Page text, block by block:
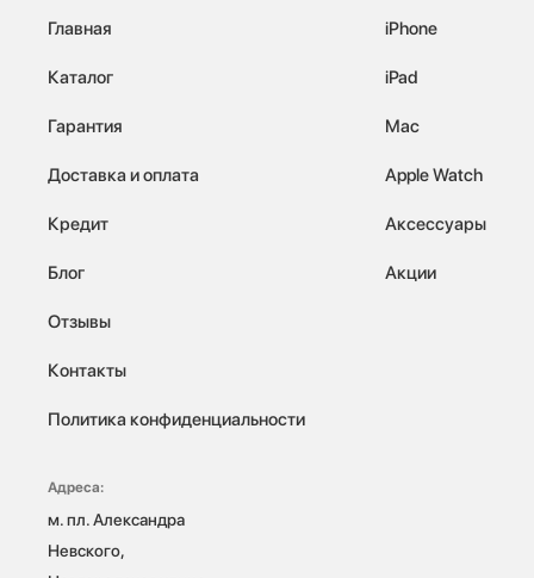
Главная
Каталог
Гарантия
Доставка и оплата
Кредит
Блог
Отзывы
Контакты
Политика конфиденциальности
iPhone
iPad
Mac
Apple Watch
Аксессуары
Акции
Адреса:
м. пл. Александра
Невского,